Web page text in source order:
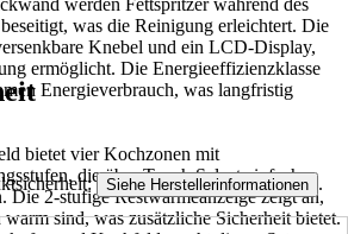
werden Fettspritzer während des
beseitigt, was die Reinigung erleichtert. Die
Knebel und ein LCD-Display,
ermöglicht. Die Energieeffizienzklasse
Energieverbrauch, was langfristig
bietet vier Kochzonen mit
die über Touch Select einfach
Die 2-stufige Restwärmeanzeige zeigt an,
sind, was zusätzliche Sicherheit bietet.
Siehe Herstellerinformationen .